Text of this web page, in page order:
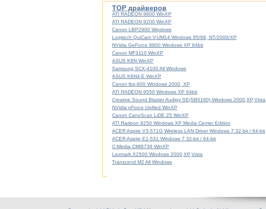
TOP драйверов
ATI RADEON 9600 WinXP
ATI RADEON 9200 WinXP
Canon LBP2900 Windows
Logitech QuiCam V-UM14 Windows 95/98, NT/2000/XP
NVidia GeForce 8800 Windows XP 64bit
Canon MF3110 WinXP
ASUS K8N WinXP
Samsung SCX-4100 All Windows
ASUS K8N4-E WinXP
Canon lbp-800 Windows 2000, XP
ATI RADEON 9550 Windows XP 64bit
Creative Sound Blaster Audigy SE(SB0160) Windows 2000,XP,Vista
NVidia nForce Unified WinXP
Canon CanoScan LiDE 25 WinXP
ATI Radeon 9250 Windows XP Media Center Edition
ACER Aspire V3-571G Wireless LAN Driver Windows 7 32-bit / 64-bit
ACER Aspire E1-531 Windows 7 32-bit / 64-bit
C-Media CMI8738 WinXP
Lexmark X2500 Windows 2000,XP,Vista
Transcend M2 All Windows